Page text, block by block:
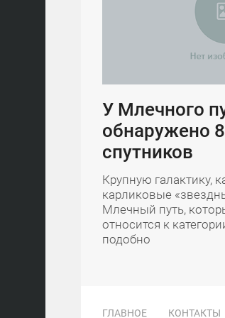
У Млечного
обнаружено
спутников
Крупную галактику,
карликовые
Млечный путь,
относится к
подобно
ГЛАВНОЕ КОНТАКТЫ